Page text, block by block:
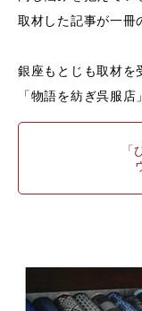
取材した記事が一冊
銀座もとじも取材を
「物語を紡ぎ呉服